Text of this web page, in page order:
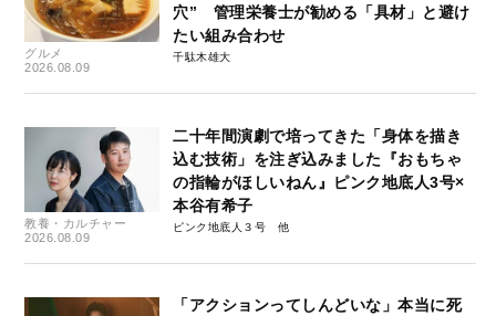
グルメ
2026.08.09
穴” 管理栄養士が勧める「具材」と避け
たい組み合わせ
千駄木雄大
教養・カルチャー
2026.08.09
二十年間演劇で培ってきた「身体を描き
込む技術」を注ぎ込みました『おもちゃ
の指輪がほしいねん』ピンク地底人3号×
本谷有希子
ピンク地底人３号
「アクションってしんどいな」本当に死